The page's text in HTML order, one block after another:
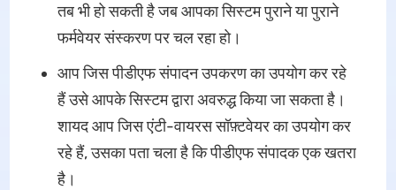
तब भी हो सकती है जब आपका सिस्टम पुराने या पुराने
फर्मवेयर संस्करण पर चल रहा हो।
आप जिस पीडीएफ संपादन उपकरण का उपयोग कर रहे
हैं उसे आपके सिस्टम द्वारा अवरुद्ध किया जा सकता है।
शायद आप जिस एंटी-वायरस सॉफ़्टवेयर का उपयोग कर
रहे हैं, उसका पता चला है कि पीडीएफ संपादक एक खतरा
है।